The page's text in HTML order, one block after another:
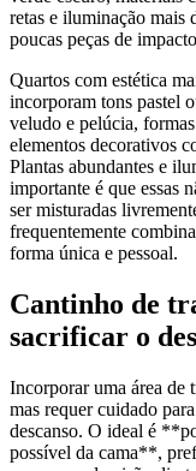
retas e iluminação mais
poucas peças de
Quartos com estética
incorporam tons pastel
veludo e pelúcia,
elementos decorativos
Plantas abundantes e
importante é que essas
ser misturadas
frequentemente
forma única e pessoal.
Cantinho de
sacrificar o
Incorporar uma área de
mas requer cuidado
descanso. O ideal é
possível da cama**,